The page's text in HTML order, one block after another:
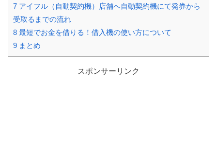
7 アイフル（自動契約機）店舗へ自動契約機にて発券から
受取るまでの流れ
8 最短でお金を借りる！借入機の使い方について
9 まとめ
スポンサーリンク